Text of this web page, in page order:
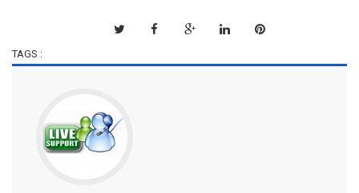
TAGS :